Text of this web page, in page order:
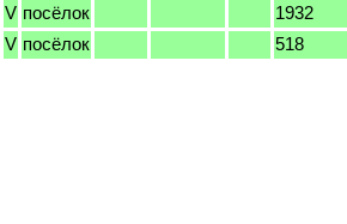
V посёлок
1932
V посёлок 518